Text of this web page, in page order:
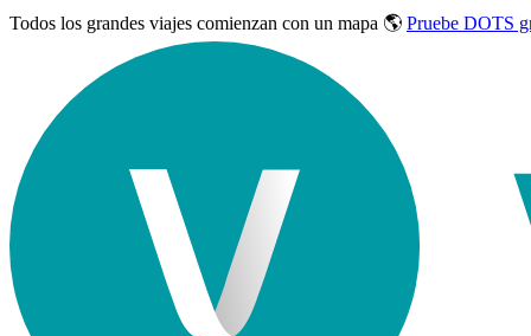
Todos los grandes viajes comienzan con un mapa 🌎 Pruebe DOTS